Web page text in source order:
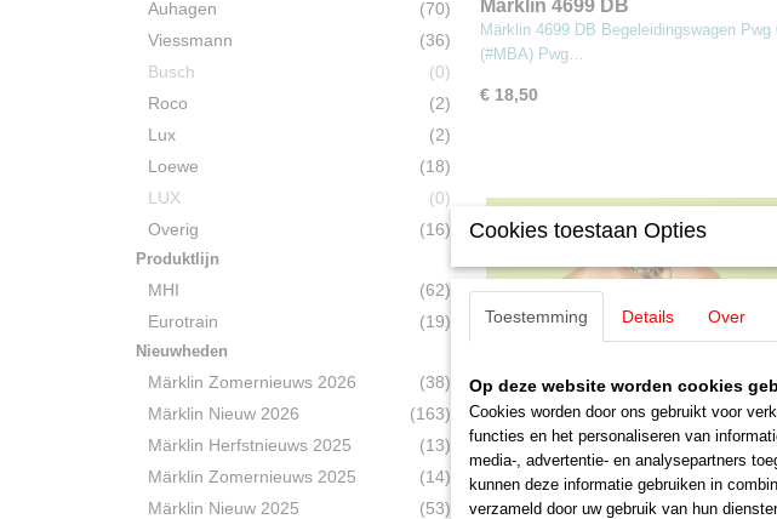
Auhagen
(70)
Viessmann
(36)
Busch
(0)
Roco
(2)
Lux
(2)
Loewe
(18)
LUX
(0)
Overig
(16)
Produktlijn
MHI
(62)
Eurotrain
(19)
Nieuwheden
Märklin Zomernieuws 2026
(38)
Märklin Nieuw 2026
(163)
Märklin Herfstnieuws 2025
(13)
Märklin Zomernieuws 2025
(14)
Märklin Nieuw 2025
(53)
Märklin 4699 DB
Begeleidingswagen Pwg 014
(#MBA)
Märklin 4699 DB Begeleidingswagen Pwg
(#MBA) Pwg…
€ 18,50
Märklin 4760 "M" Point
Silowagen
Märklin 4760 "M" Point D'attache
SNCF…
Cookies toestaan Opties
Toestemming Details Over
Op deze website worden cookies
Cookies worden door ons gebruikt voor
functies en het personaliseren van
media-, advertentie- en analysepartners
kunnen deze informatie gebruiken in
verzameld door uw gebruik van hun